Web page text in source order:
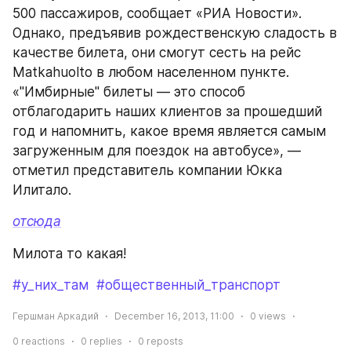
500 пассажиров, сообщает «РИА Новости».
Однако, предъявив рождественскую сладость в
качестве билета, они смогут сесть на рейс
Matkahuolto в любом населенном пункте.
«"Имбирные" билеты — это способ
отблагодарить наших клиентов за прошедший
год и напомнить, какое время является самым
загруженным для поездок на автобусе», —
отметил представитель компании Юкка
Илитало.
отсюда
Милота то какая!
#у_них_там #общественный_транспорт
Гершман Аркадий December 16, 2013, 11:00 0 views
0 reactions 0 replies 0 reposts